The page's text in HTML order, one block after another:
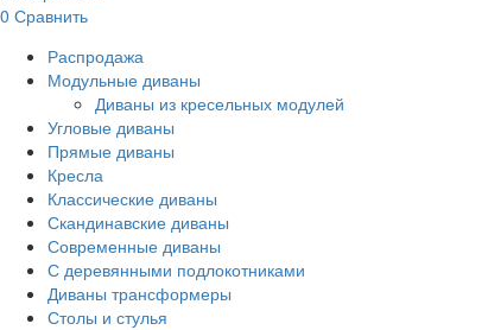
0 Сравнить
Распродажа
Модульные диваны
Диваны из кресельных модулей
Угловые диваны
Прямые диваны
Кресла
Классические диваны
Скандинавские диваны
Современные диваны
С деревянными подлокотниками
Диваны трансформеры
Столы и стулья